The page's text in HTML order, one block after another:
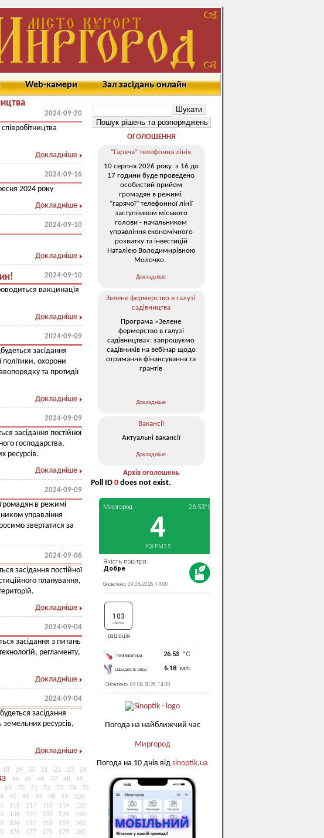
Web-камери Зал засідань онлайн
2024-09-20
Докладніше
2024-09-16
2024 року
Докладніше
2024-09-10
Докладніше
2024-09-10
вакцинація
Докладніше
2024-09-09
засідання
політики, охорони
та протидії
Докладніше
2024-09-09
засідання постійної
господарства,
ресурсів.
Докладніше
2024-09-09
в режимі
управління
звертатися за
2024-09-06
засідання постійної
планування,
Докладніше
2024-09-04
засідання з питань
регламенту,
Докладніше
2024-09-04
засідання
земельних ресурсів,
Докладніше
18 19 20 21 22 23
24
44 45 46 47 48
49
69 70 71 72 73 74
75
95 96 97 98 99
100
116 117 118 119
120
136 137 138 139
140
156 157 158 159
160
176 177 178 179
180
ОГОЛОШЕННЯ
“Гаряча” телефонна лінія
10 серпня 2026 року з 16 до
17 години буде проведено
особистий прийом
громадян в режимі
“гарячої” телефонної лінії
заступником міського
голови - начальником
управління економічного
розвитку та інвестицій
Наталією Володимирівною
Молочко.
Докладніше
Зелене фермерство в галузі
садівництва
Програма «Зелене
фермерство в галузі
садівництва»: запрошуємо
садівників на вебінар щодо
отримання фінансування та
грантів
Докладніше
Вакансії
Актуальні вакансії
Докладніше
Архів оголошень
Poll ID 0 does not exist.
Погода на найближчий час
Миргород
Погода на 10 днів від sinoptik.ua